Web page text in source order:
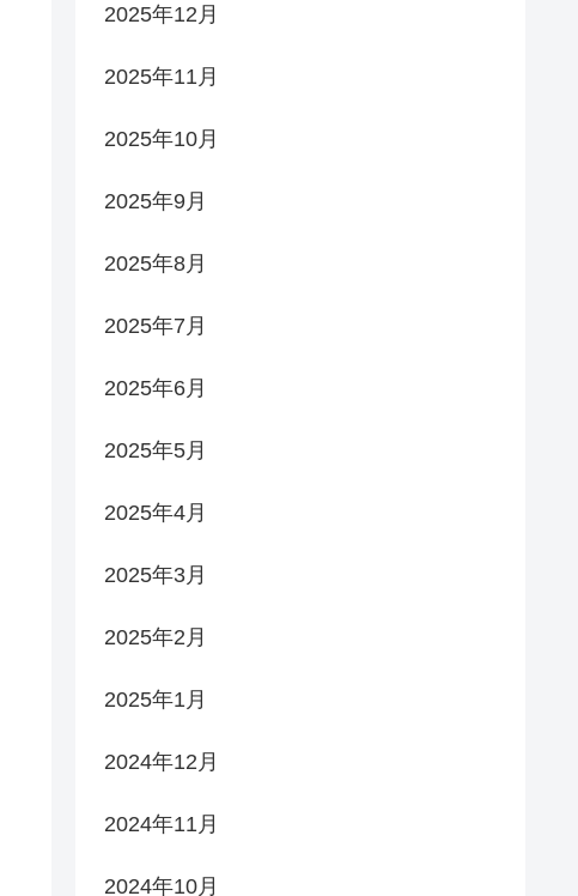
2025年12月
2025年11月
2025年10月
2025年9月
2025年8月
2025年7月
2025年6月
2025年5月
2025年4月
2025年3月
2025年2月
2025年1月
2024年12月
2024年11月
2024年10月